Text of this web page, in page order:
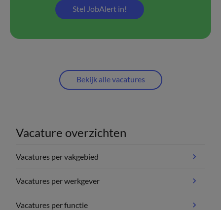
Stel JobAlert in!
Bekijk alle vacatures
Vacature overzichten
Vacatures per vakgebied
Vacatures per werkgever
Vacatures per functie